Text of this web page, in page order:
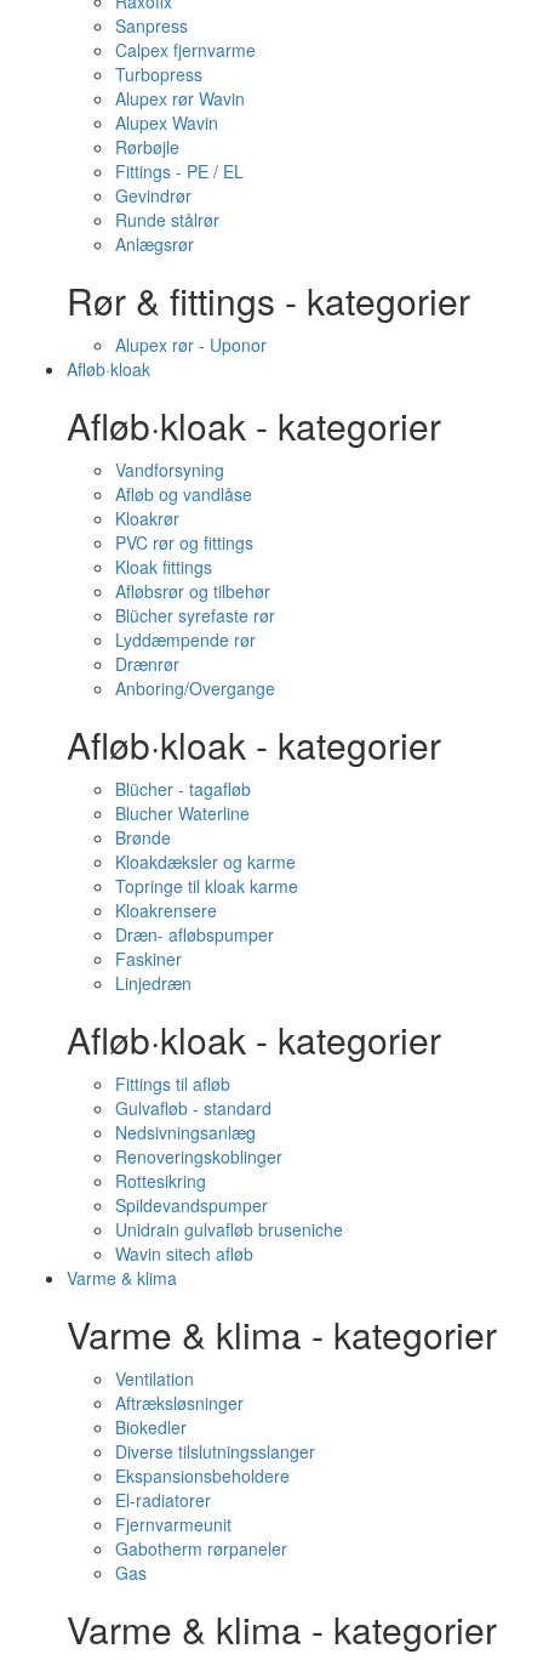
Sanpress
Calpex fjernvarme
Turbopress
Alupex rør Wavin
Alupex Wavin
Rørbøjle
Fittings - PE / EL
Gevindrør
Runde stålrør
Anlægsrør
Rør & fittings - kategorier
Alupex rør - Uponor
Afløb·kloak
Afløb·kloak - kategorier
Vandforsyning
Afløb og vandlåse
Kloakrør
PVC rør og fittings
Kloak fittings
Afløbsrør og tilbehør
Blücher syrefaste rør
Lyddæmpende rør
Drænrør
Anboring/Overgange
Afløb·kloak - kategorier
Blücher - tagafløb
Blucher Waterline
Brønde
Kloakdæksler og karme
Topringe til kloak karme
Kloakrensere
Dræn- afløbspumper
Faskiner
Linjedræn
Afløb·kloak - kategorier
Fittings til afløb
Gulvafløb - standard
Nedsivningsanlæg
Renoveringskoblinger
Rottesikring
Spildevandspumper
Unidrain gulvafløb bruseniche
Wavin sitech afløb
Varme & klima
Varme & klima - kategorier
Ventilation
Aftræksløsninger
Biokedler
Diverse tilslutningsslanger
Ekspansionsbeholdere
El-radiatorer
Fjernvarmeunit
Gabotherm rørpaneler
Gas
Varme & klima - kategorier